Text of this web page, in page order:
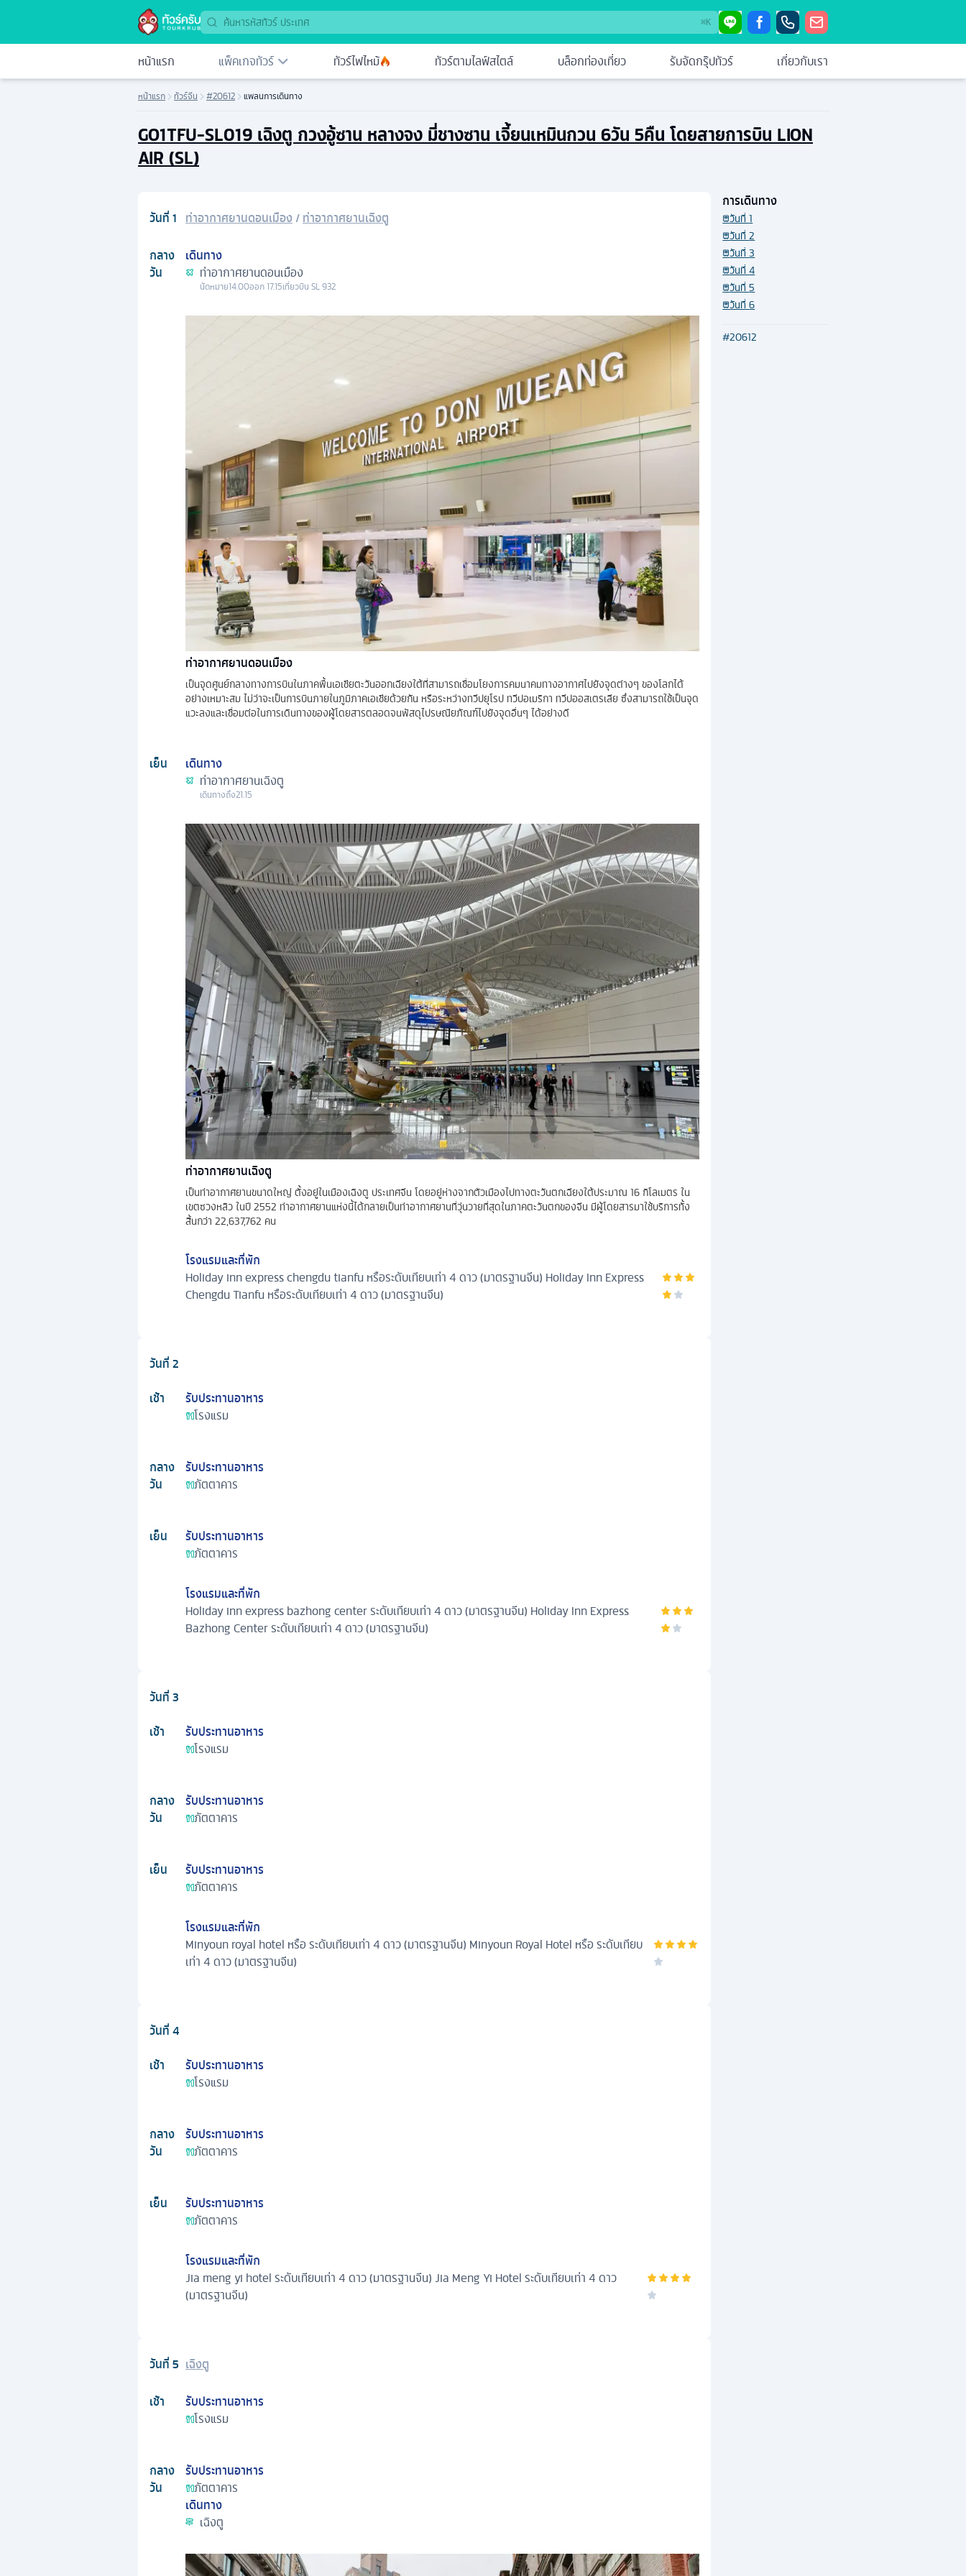
⌘K
หน้าแรก แพ็คเกจทัวร์ ทัวร์ไฟไหม้ ทัวร์ตามไลฟ์สไตล์ บล็อกท่องเที่ยว รับจัดกรุ๊ปทัวร์ เกี่ยวกับเรา
หน้าแรก ทัวร์จีน #20612 แพลนการเดินทาง
GO1TFU-SL019 เฉิงตู กวงอู้ซาน หลางจง มี่ชางซาน เจี้ยนเหมินกวน 6วัน 5คืน โดยสายการบิน LION
AIR (SL)
วันที่1 ท่าอากาศยานดอนเมือง/ท่าอากาศยานเฉิงตู
กลาง
วัน
เดินทาง
ท่าอากาศยานดอนเมือง
นัดหมาย14.00ออก17.15เที่ยวบิน SL 932
ท่าอากาศยานดอนเมือง
เป็นจุดศูนย์กลางทางการบินในภาคพื้นเอเชียตะวันออกเฉียงใต้ที่สามารถเชื่อมโยงการคมนาคมทางอากาศไปยังจุดต่างๆ ของโลกได้
อย่างเหมาะสม ไม่ว่าจะเป็นการบินภายในภูมิภาคเอเชียด้วยกัน หรือระหว่างทวีปยุโรป ทวีปอเมริกา ทวีปออสเตรเลีย ซึ่งสามารถใช้เป็นจุด
แวะลงและเชื่อมต่อในการเดินทางของผู้โดยสารตลอดจนพัสดุไปรษณียภัณฑ์ไปยังจุดอื่นๆ ได้อย่างดี
เย็น
เดินทาง
ท่าอากาศยานเฉิงตู
เดินทางถึง21.15
ท่าอากาศยานเฉิงตู
เป็นท่าอากาศยานขนาดใหญ่ ตั้งอยู่ในเมืองเฉิงตู ประเทศจีน โดยอยู่ห่างจากตัวเมืองไปทางตะวันตกเฉียงใต้ประมาณ 16 กิโลเมตร ใน
เขตซวงหลิว ในปี 2552 ท่าอากาศยานแห่งนี้ได้กลายเป็นท่าอากาศยานที่วุ่นวายที่สุดในภาคตะวันตกของจีน มีผู้โดยสารมาใช้บริการทั้ง
สิ้นกว่า 22,637,762 คน
โรงแรมและที่พัก
Holiday inn express chengdu tianfu หรือระดับเทียบเท่า 4 ดาว (มาตรฐานจีน) Holiday Inn Express
Chengdu Tianfu หรือระดับเทียบเท่า 4 ดาว (มาตรฐานจีน)
วันที่2
เช้า
รับประทานอาหาร
โรงแรม
กลาง
วัน
รับประทานอาหาร
ภัตตาคาร
เย็น
รับประทานอาหาร
ภัตตาคาร
โรงแรมและที่พัก
Holiday inn express bazhong center ระดับเทียบเท่า 4 ดาว (มาตรฐานจีน) Holiday Inn Express
Bazhong Center ระดับเทียบเท่า 4 ดาว (มาตรฐานจีน)
วันที่3
เช้า
รับประทานอาหาร
โรงแรม
กลาง
วัน
รับประทานอาหาร
ภัตตาคาร
เย็น
รับประทานอาหาร
ภัตตาคาร
โรงแรมและที่พัก
Minyoun royal hotel หรือ ระดับเทียบเท่า 4 ดาว (มาตรฐานจีน) Minyoun Royal Hotel หรือ ระดับเทียบ
เท่า 4 ดาว (มาตรฐานจีน)
วันที่4
เช้า
รับประทานอาหาร
โรงแรม
กลาง
วัน
รับประทานอาหาร
ภัตตาคาร
เย็น
รับประทานอาหาร
ภัตตาคาร
โรงแรมและที่พัก
Jia meng yi hotel ระดับเทียบเท่า 4 ดาว (มาตรฐานจีน)Jia Meng Yi Hotel ระดับเทียบเท่า 4 ดาว
(มาตรฐานจีน)
วันที่5 เฉิงตู
เช้า
รับประทานอาหาร
โรงแรม
กลาง
วัน
รับประทานอาหาร
ภัตตาคาร
เดินทาง
เฉิงตู
การเดินทาง
วันที่1
วันที่2
วันที่3
วันที่4
วันที่5
วันที่6
#20612